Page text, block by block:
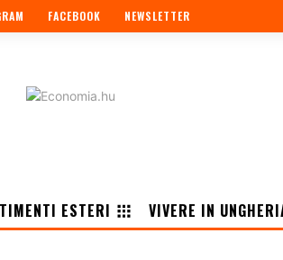
FACEBOOK NEWSLETTER
ESTERI VIVERE IN